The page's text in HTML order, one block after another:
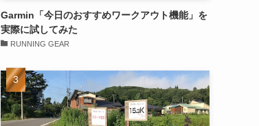
Garmin「今日のおすすめワークアウト機能」を
実際に試してみた
RUNNING GEAR